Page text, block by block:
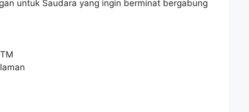
untuk Saudara yang ingin berminat bergabung